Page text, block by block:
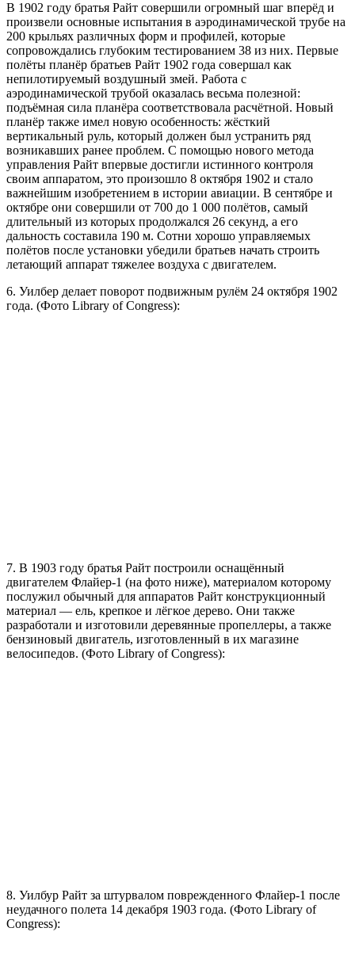
В 1902 году братья Райт совершили огромный шаг вперёд и
произвели основные испытания в аэродинамической трубе на
200 крыльях различных форм и профилей, которые
сопровождались глубоким тестированием 38 из них. Первые
полёты планёр братьев Райт 1902 года совершал как
непилотируемый воздушный змей. Работа с
аэродинамической трубой оказалась весьма полезной:
подъёмная сила планёра соответствовала расчётной. Новый
планёр также имел новую особенность: жёсткий
вертикальный руль, который должен был устранить ряд
возникавших ранее проблем. С помощью нового метода
управления Райт впервые достигли истинного контроля
своим аппаратом, это произошло 8 октября 1902 и стало
важнейшим изобретением в истории авиации. В сентябре и
октябре они совершили от 700 до 1 000 полётов, самый
длительный из которых продолжался 26 секунд, а его
дальность составила 190 м. Сотни хорошо управляемых
полётов после установки убедили братьев начать строить
летающий аппарат тяжелее воздуха с двигателем.
6. Уилбер делает поворот подвижным рулём 24 октября 1902
года. (Фото Library of Congress):
7. В 1903 году братья Райт построили оснащённый
двигателем Флайер-1 (на фото ниже), материалом которому
послужил обычный для аппаратов Райт конструкционный
материал — ель, крепкое и лёгкое дерево. Они также
разработали и изготовили деревянные пропеллеры, а также
бензиновый двигатель, изготовленный в их магазине
велосипедов. (Фото Library of Congress):
8. Уилбур Райт за штурвалом поврежденного Флайер-1 после
неудачного полета 14 декабря 1903 года. (Фото Library of
Congress):